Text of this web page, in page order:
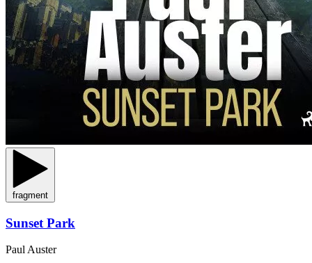
fragment
Sunset Park
Paul Auster